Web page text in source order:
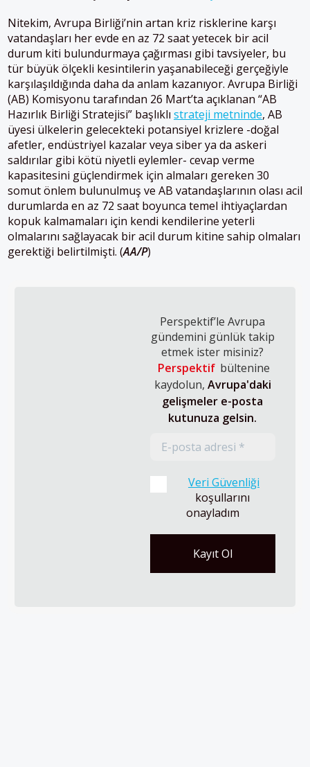
Nitekim, Avrupa Birliği’nin artan kriz risklerine karşı
vatandaşları her evde en az 72 saat yetecek bir acil
durum kiti bulundurmaya çağırması gibi tavsiyeler, bu
tür büyük ölçekli kesintilerin yaşanabileceği gerçeğiyle
karşılaşıldığında daha da anlam kazanıyor. Avrupa Birliği
(AB) Komisyonu tarafından 26 Mart’ta açıklanan “AB
Hazırlık Birliği Stratejisi” başlıklı strateji metninde, AB
üyesi ülkelerin gelecekteki potansiyel krizlere -doğal
afetler, endüstriyel kazalar veya siber ya da askeri
saldırılar gibi kötü niyetli eylemler- cevap verme
kapasitesini güçlendirmek için almaları gereken 30
somut önlem bulunulmuş ve AB vatandaşlarının olası acil
durumlarda en az 72 saat boyunca temel ihtiyaçlardan
kopuk kalmamaları için kendi kendilerine yeterli
olmalarını sağlayacak bir acil durum kitine sahip olmaları
gerektiği belirtilmişti. (AA/P)
Perspektif’le Avrupa
gündemini günlük takip
etmek ister misiniz?
Perspektif bültenine
kaydolun, Avrupa'daki
gelişmeler e-posta
kutunuza gelsin.
Veri Güvenliği
koşullarını
onayladım